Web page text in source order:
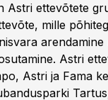
Astri ettevõtete
mille
Astri
Astri ja Fama